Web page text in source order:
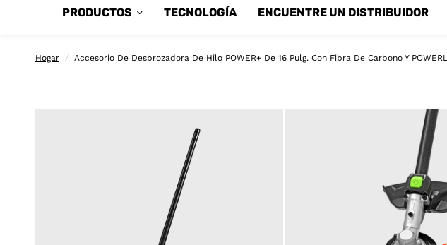
PRODUCTOS TECNOLOGÍA ENCUENTRE UN DISTRIBUIDOR
Hogar / Accesorio De Desbrozadora De Hilo POWER+ De 16 Pulg. Con Fibra De Carbono Y